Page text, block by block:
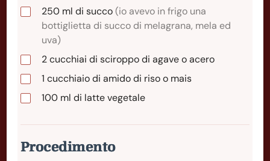
250 ml di succo(io avevo in frigo una
bottiglietta di succo di melagrana, mela ed
uva)
2cucchiai di sciroppo di agave o acero
1 cucchiaiodi amido di riso o mais
100 ml di latte vegetale
Procedimento